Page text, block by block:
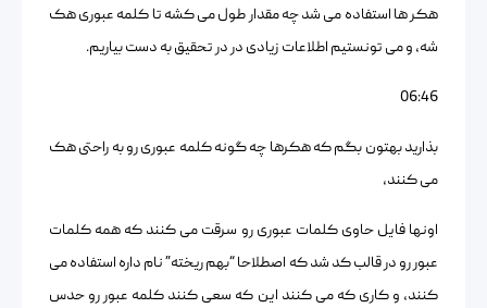
هکر ها استفاده می شد چه مقدار طول می کشه تا کلمه عبوری هک
شه، و می تونستیم اطلاعات زیادی در در تحقیق به دست بیاریم.
06:46
بذارید بهتون بگم که هکرها چه گونه کلمه عبوری رو به راحتی هک
می کنند،
اونها فایل حاوی کلمات عبوری رو سرقت می کنند که همه کلمات
عبور رو در قالب کد شد که اصطلاحا “بهم ریخته” نام داره استفاده می
کنند، و کاری که می کنند این که سعی کنند کلمه عبور رو حدس